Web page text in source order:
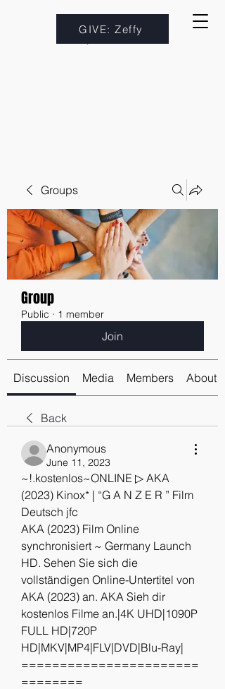
GIVE: Zeffy
Groups
Group
Public · 1 member
Join
Discussion Media Members About
Back
Anonymous
June 11, 2023
~!.kostenlos~ONLINE ▷ AKA
(2023) Kinox* | “G A N Z E R ” Film
Deutsch jfc
AKA (2023) Film Online
synchronisiert ~ Germany Launch
HD. Sehen Sie sich die
vollständigen Online-Untertitel von
AKA (2023) an. AKA Sieh dir
kostenlos Filme an.|4K UHD|1090P
FULL HD|720P
HD|MKV|MP4|FLV|DVD|Blu-Ray|
=======================
========